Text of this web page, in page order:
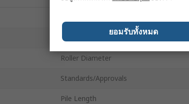
Product Type
Roller Diameter
Standards/Approvals
Pile Length
ยอมรับทั้งหมด